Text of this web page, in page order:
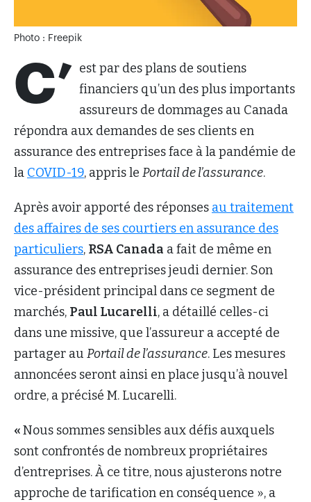
Photo : Freepik
C’ est par des plans de soutiens
financiers qu’un des plus importants
assureurs de dommages au Canada
répondra aux demandes de ses clients en
assurance des entreprises face à la pandémie de
la COVID-19, appris le Portail de l’assurance.
Après avoir apporté des réponses au traitement
des affaires de ses courtiers en assurance des
particuliers, RSA Canada a fait de même en
assurance des entreprises jeudi dernier. Son
vice-président principal dans ce segment de
marchés, Paul Lucarelli, a détaillé celles-ci
dans une missive, que l’assureur a accepté de
partager au Portail de l’assurance. Les mesures
annoncées seront ainsi en place jusqu’à nouvel
ordre, a précisé M. Lucarelli.
«Nous sommes sensibles aux défis auxquels
sont confrontés de nombreux propriétaires
d’entreprises. À ce titre, nous ajusterons notre
approche de tarification en conséquence », a